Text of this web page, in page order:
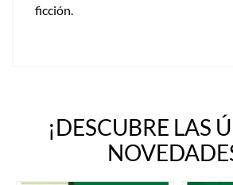
ficción.
¡DESCUBRE LAS